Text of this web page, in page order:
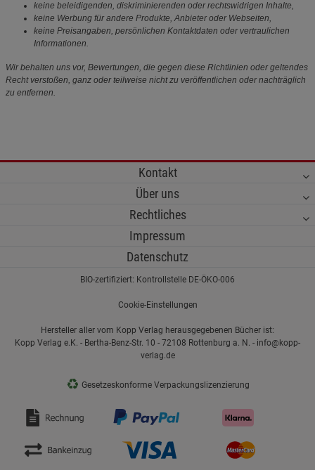
keine beleidigenden, diskriminierenden oder rechtswidrigen Inhalte,
keine Werbung für andere Produkte, Anbieter oder Webseiten,
keine Preisangaben, persönlichen Kontaktdaten oder vertraulichen
Informationen.
Wir behalten uns vor, Bewertungen, die gegen diese Richtlinien oder geltendes
Recht verstoßen, ganz oder teilweise nicht zu veröffentlichen oder nachträglich
zu entfernen.
Kontakt
Über uns
Rechtliches
Impressum
Datenschutz
BIO-zertifiziert: Kontrollstelle DE-ÖKO-006
Cookie-Einstellungen
Hersteller aller vom Kopp Verlag herausgegebenen Bücher ist:
Kopp Verlag e.K. - Bertha-Benz-Str. 10 - 72108 Rottenburg a. N. - info@kopp-
verlag.de
♻ Gesetzeskonforme Verpackungslizenzierung